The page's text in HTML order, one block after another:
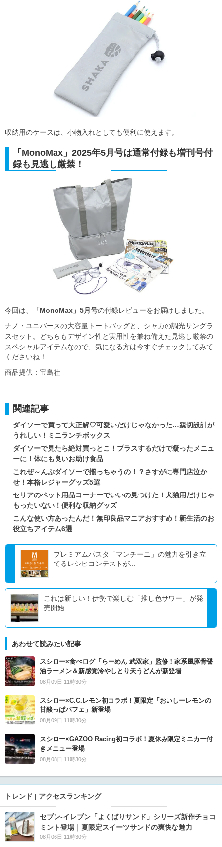
収納用のケースは、小物入れとしても便利に使えます。
「MonoMax」2025年5月号は通常付録も増刊号付
録も見逃し厳禁！
今回は、 「MonoMax」5月号の付録レビューをお届けしました。
ナノ・ユニバースの大容量トートバッグと、シャカの調光サングラ
スセット。どちらもデザイン性と実用性を兼ね備えた見逃し厳禁の
スペシャルアイテムなので、気になる方は今すぐチェックしてみて
くださいね！
商品提供：宝島社
関連記事
ダイソーで買って大正解♡可愛いだけじゃなかった…親切設計が
うれしい！ミニランチボックス
ダイソーで見たら絶対買っとこ！プラスするだけで凝ったメニュ
ーに！体にも良いお助け食品
これぜ～んぶダイソーで揃っちゃうの！？さすがに専門店泣か
せ！本格レジャーグッズ5選
セリアのペット用品コーナーでいいの見つけた！犬猫用だけじゃ
もったいない！便利な収納グッズ
こんな使い方あったんだ！無印良品マニアおすすめ！新生活のお
役立ちアイテム6選
プレミアムパスタ「マンチーニ」の魅力を引き立
てるレシピコンテストが...
これは新しい！伊勢で楽しむ「推し色サワー」が発
売開始
あわせて読みたい記事
スシロー×食べログ「らーめん 武双家」監修！家系風豚骨醤
油ラーメン＆新感覚冷やしとり天うどんが新登場
08月09日 11時30分
スシロー×C.C.レモン初コラボ！夏限定「おいしーレモンの
甘酸っぱパフェ」新登場
08月09日 11時30分
スシロー×GAZOO Racing初コラボ！夏休み限定ミニカー付
きメニュー登場
08月08日 11時30分
トレンド | アクセスランキング
セブン‐イレブン「よくばりサンド」シリーズ新作チョコ
ミント登場｜夏限定スイーツサンドの爽快な魅力
08月06日 11時30分